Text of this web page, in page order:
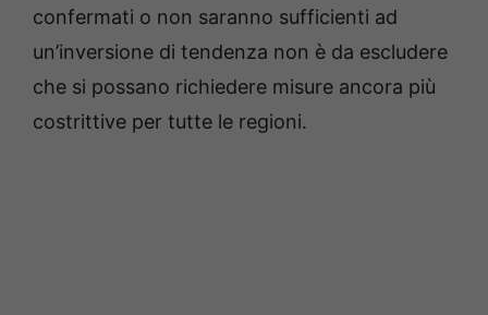
confermati o non saranno sufficienti ad
un’inversione di tendenza non è da escludere
che si possano richiedere misure ancora più
costrittive per tutte le regioni.